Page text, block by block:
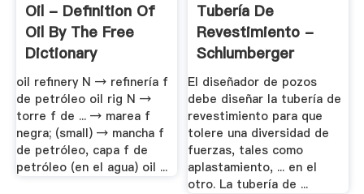
Oil - Definition Of
Oil By The Free
Dictionary
oil refinery N → refinería f
de petróleo oil rig N →
torre f de ... → marea f
negra; (small) → mancha f
de petróleo, capa f de
petróleo (en el agua) oil ...
Tubería De
Revestimiento -
Schlumberger
Oilfield .
El diseñador de pozos
debe diseñar la tubería de
revestimiento para que
tolere una diversidad de
fuerzas, tales como
aplastamiento, ... en el
otro. La tubería de ...